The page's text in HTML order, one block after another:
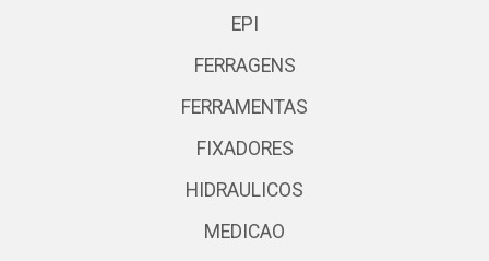
EPI
FERRAGENS
FERRAMENTAS
FIXADORES
HIDRAULICOS
MEDICAO